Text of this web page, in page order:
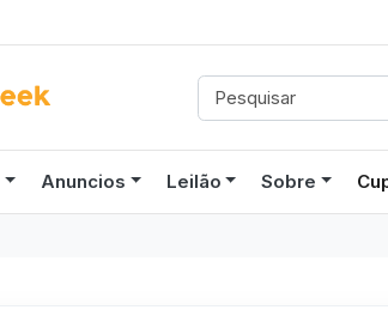
Anuncios Leilão Sobre